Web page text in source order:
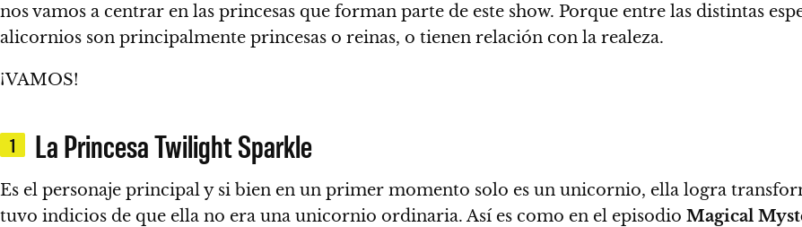
nos vamos a centrar en las princesas que forman parte de este show. Porque entre las distintas
alicornios son principalmente princesas o reinas, o tienen relación con la realeza.
¡VAMOS!
1 La Princesa Twilight Sparkle
Es el personaje principal y si bien en un primer momento solo es un unicornio, ella logra
tuvo indicios de que ella no era una unicornio ordinaria. Así es como en el episodio Magical